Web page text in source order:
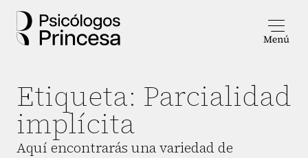
Etiqueta: Parcialidad
implícita
Aquí encontrarás una variedad de